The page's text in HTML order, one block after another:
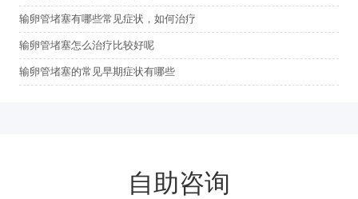
输卵管堵塞有哪些常见症状，如何治疗
输卵管堵塞怎么治疗比较好呢
输卵管堵塞的常见早期症状有哪些
自助咨询